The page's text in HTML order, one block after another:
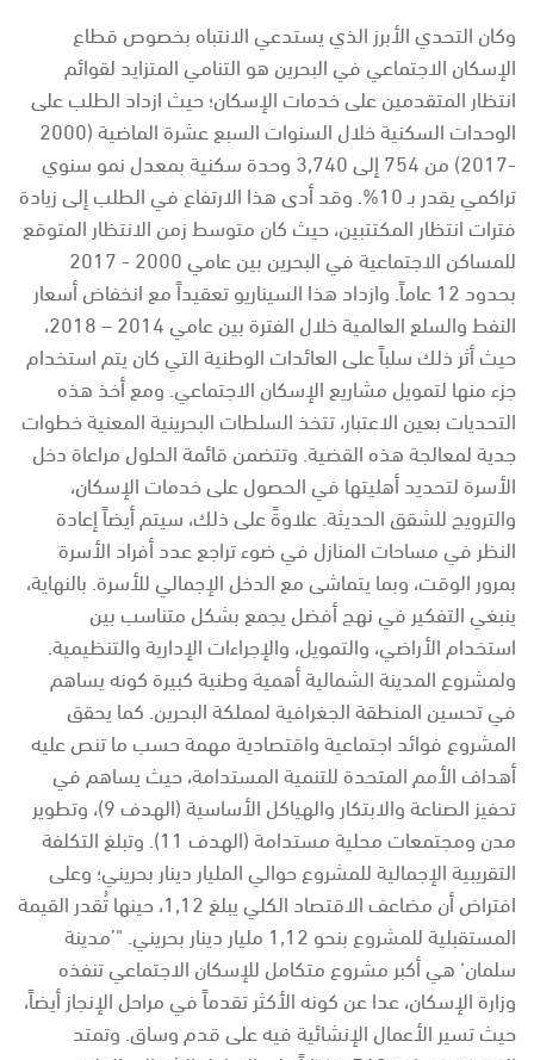
وكان التحدي الأبرز الذي يستدعي الانتباه بخصوص قطاع
الإسكان الاجتماعي في البحرين هو التنامي المتزايد لقوائم
انتظار المتقدمين على خدمات الإسكان؛ حيث ازداد الطلب على
الوحدات السكنية خلال السنوات السبع عشرة الماضية (2000
-2017) من 754 إلى 3,740 وحدة سكنية بمعدل نمو سنوي
تراكمي يقدر بـ 10%. وقد أدى هذا الارتفاع في الطلب إلى زيادة
فترات انتظار المكتتبين، حيث كان متوسط زمن الانتظار المتوقع
للمساكن الاجتماعية في البحرين بين عامي 2000 - 2017
بحدود 12 عاماً. وازداد هذا السيناريو تعقيداً مع انخفاض أسعار
النفط والسلع العالمية خلال الفترة بين عامي 2014 – 2018،
حيث أثر ذلك سلباً على العائدات الوطنية التي كان يتم استخدام
جزء منها لتمويل مشاريع الإسكان الاجتماعي. ومع أخذ هذه
التحديات بعين الاعتبار، تتخذ السلطات البحرينية المعنية خطوات
جدية لمعالجة هذه القضية. وتتضمن قائمة الحلول مراعاة دخل
الأسرة لتحديد أهليتها في الحصول على خدمات الإسكان،
والترويج للشقق الحديثة. علاوةً على ذلك، سيتم أيضاً إعادة
النظر في مساحات المنازل في ضوء تراجع عدد أفراد الأسرة
بمرور الوقت، وبما يتماشى مع الدخل الإجمالي للأسرة. بالنهاية،
ينبغي التفكير في نهج أفضل يجمع بشكل متناسب بين
استخدام الأراضي، والتمويل، والإجراءات الإدارية والتنظيمية.
ولمشروع المدينة الشمالية أهمية وطنية كبيرة كونه يساهم
في تحسين المنطقة الجغرافية لمملكة البحرين. كما يحقق
المشروع فوائد اجتماعية واقتصادية مهمة حسب ما تنص عليه
أهداف الأمم المتحدة للتنمية المستدامة، حيث يساهم في
تحفيز الصناعة والابتكار والهياكل الأساسية (الهدف 9)، وتطوير
مدن ومجتمعات محلية مستدامة (الهدف 11). وتبلغ التكلفة
التقريبية الإجمالية للمشروع حوالي المليار دينار بحريني؛ وعلى
افتراض أن مضاعف الاقتصاد الكلي يبلغ 1,12، حينها تُقدر القيمة
المستقبلية للمشروع بنحو 1,12 مليار دينار بحريني. "’مدينة
سلمان‘ هي أكبر مشروع متكامل للإسكان الاجتماعي تنفذه
وزارة الإسكان، عدا عن كونه الأكثر تقدماً في مراحل الإنجاز أيضاً،
حيث تسير الأعمال الإنشائية فيه على قدم وساق. وتمتد